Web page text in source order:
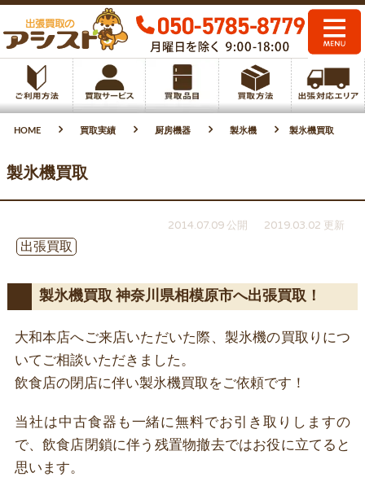
HOME 買取実績 厨房機器 製氷機 製氷機買取
製氷機買取
2014.07.09 公開
2019.03.02 更新
出張買取
製氷機買取 神奈川県相模原市へ出張買取！
大和本店へご来店いただいた際、製氷機の買取りにつ
いてご相談いただきました。
飲食店の閉店に伴い製氷機買取をご依頼です！
当社は中古食器も一緒に無料でお引き取りしますの
で、飲食店閉鎖に伴う残置物撤去ではお役に立てると
思います。